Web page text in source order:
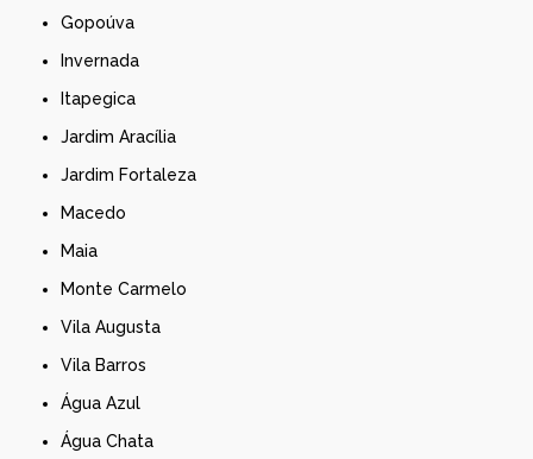
Gopoúva
Invernada
Itapegica
Jardim Aracília
Jardim Fortaleza
Macedo
Maia
Monte Carmelo
Vila Augusta
Vila Barros
Água Azul
Água Chata